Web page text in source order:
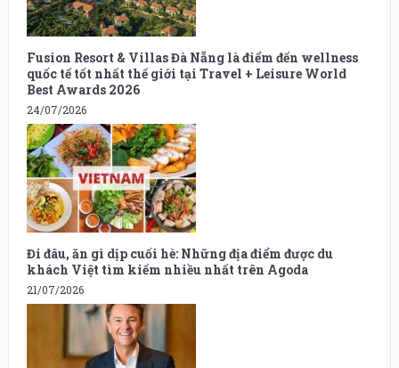
Fusion Resort & Villas Đà Nẵng là điểm đến wellness
quốc tế tốt nhất thế giới tại Travel + Leisure World
Best Awards 2026
24/07/2026
Đi đâu, ăn gì dịp cuối hè: Những địa điểm được du
khách Việt tìm kiếm nhiều nhất trên Agoda
21/07/2026